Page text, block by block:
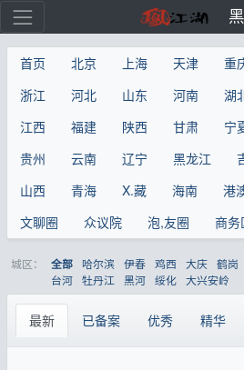
首页 北京 上海 天津 重
浙江
河北 山东 河南 湖
江西
福建 陕西 甘肃 宁
贵州
云南 辽宁 黑龙江
山西
青海 X.藏 海南 港
文聊圈
众议院 泡,友圈 商务
城区： 全部 哈尔滨 伊春 鸡西 大庆 鹤岗
台河 牡丹江 黑河 绥化 大兴安岭
最新 已备案 优秀 精华